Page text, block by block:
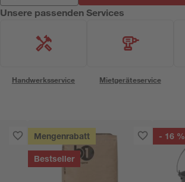
Unsere passenden Services
Handwerksservice Mietgeräteservice
Mengenrabatt
Bestseller
- 16 %